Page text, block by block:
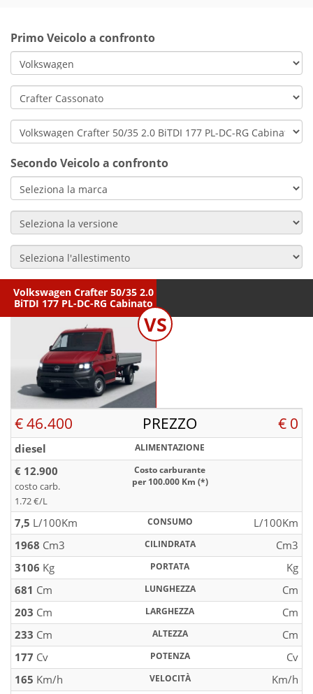
Primo Veicolo a confronto
Secondo Veicolo a confronto
Volkswagen Crafter 50/35 2.0
BiTDI 177 PL-DC-RG Cabinato
VS
€ 46.400 PREZZO € 0
diesel ALIMENTAZIONE
€ 12.900
costo carb.
1.72 €/L
Costo carburante
per 100.000 Km (*)
7,5 L/100Km CONSUMO
L/100Km
1968 Cm3 CILINDRATA
Cm3
3106 Kg PORTATA
Kg
681 Cm LUNGHEZZA
Cm
203 Cm LARGHEZZA
Cm
233 Cm ALTEZZA
Cm
177 Cv POTENZA
Cv
165 Km/h VELOCITÀ
Km/h